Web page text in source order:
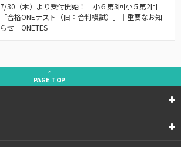
7/30（木）より受付開始！ 小６第3回小５第2回
「合格ONEテスト（旧：合判模試）」｜重要なお知
らせ｜ONETES
PAGE TOP